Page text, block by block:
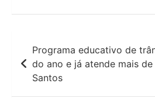
Navegação
de
Post
Programa educativo de
do ano e já atende mais
Santos